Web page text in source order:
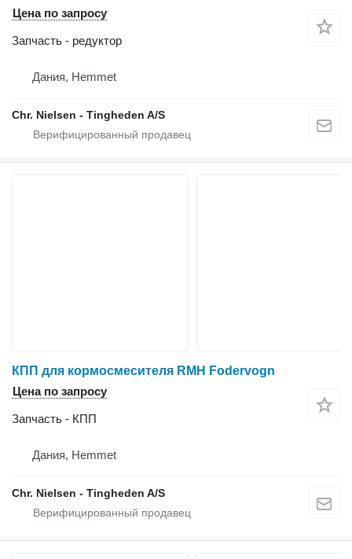
Цена по запросу
Запчасть - редуктор
Дания, Hemmet
Chr. Nielsen - Tingheden A/S
КПП для кормосмесителя RMH Fodervogn
Цена по запросу
Запчасть - КПП
Дания, Hemmet
Chr. Nielsen - Tingheden A/S